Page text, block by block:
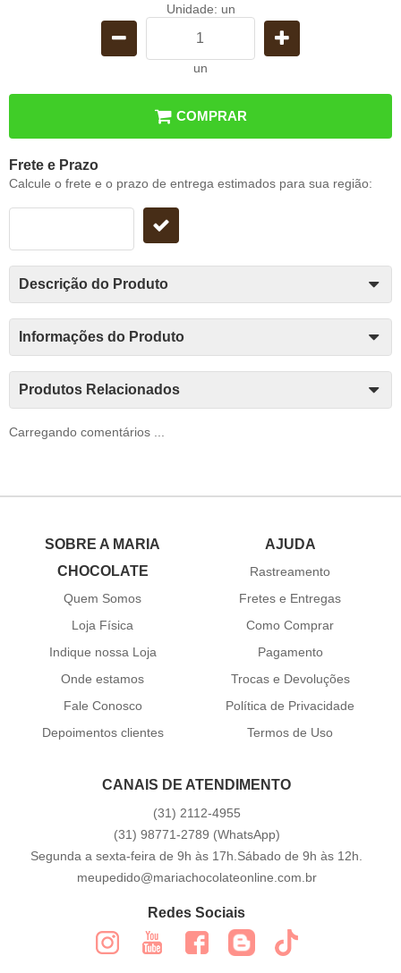
Unidade: un
un
COMPRAR
Frete e Prazo
Calcule o frete e o prazo de entrega estimados para sua região:
Descrição do Produto
Informações do Produto
Produtos Relacionados
Carregando comentários ...
SOBRE A MARIA
CHOCOLATE
Quem Somos
Loja Física
Indique nossa Loja
Onde estamos
Fale Conosco
Depoimentos clientes
AJUDA
Rastreamento
Fretes e Entregas
Como Comprar
Pagamento
Trocas e Devoluções
Política de Privacidade
Termos de Uso
CANAIS DE ATENDIMENTO
(31) 2112-4955
(31) 98771-2789 (WhatsApp)
Segunda a sexta-feira de 9h às 17h.Sábado de 9h às 12h.
meupedido@mariachocolateonline.com.br
Redes Sociais